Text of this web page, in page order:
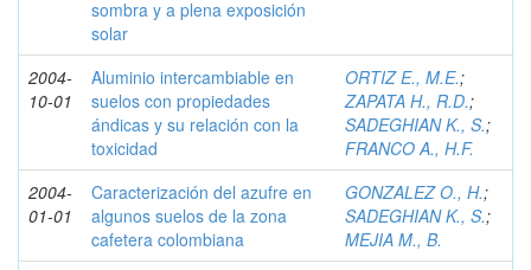
sombra y a plena exposición
solar
2004-
10-01
Aluminio intercambiable en
suelos con propiedades
ándicas y su relación con la
toxicidad
ORTIZ E., M.E.;
ZAPATA H., R.D.;
SADEGHIAN K., S.;
FRANCO A., H.F.
2004-
01-01
Caracterización del azufre en
algunos suelos de la zona
cafetera colombiana
GONZALEZ O., H.;
SADEGHIAN K., S.;
MEJIA M., B.